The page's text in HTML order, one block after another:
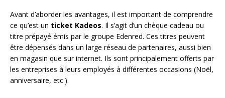
Avant d’aborder les avantages, il est important de comprendre
ce qu’est un ticket Kadeos. Il s’agit d’un chèque cadeau ou
titre prépayé émis par le groupe Edenred. Ces titres peuvent
être dépensés dans un large réseau de partenaires, aussi bien
en magasin que sur internet. Ils sont principalement offerts par
les entreprises à leurs employés à différentes occasions (Noël,
anniversaire, etc.).